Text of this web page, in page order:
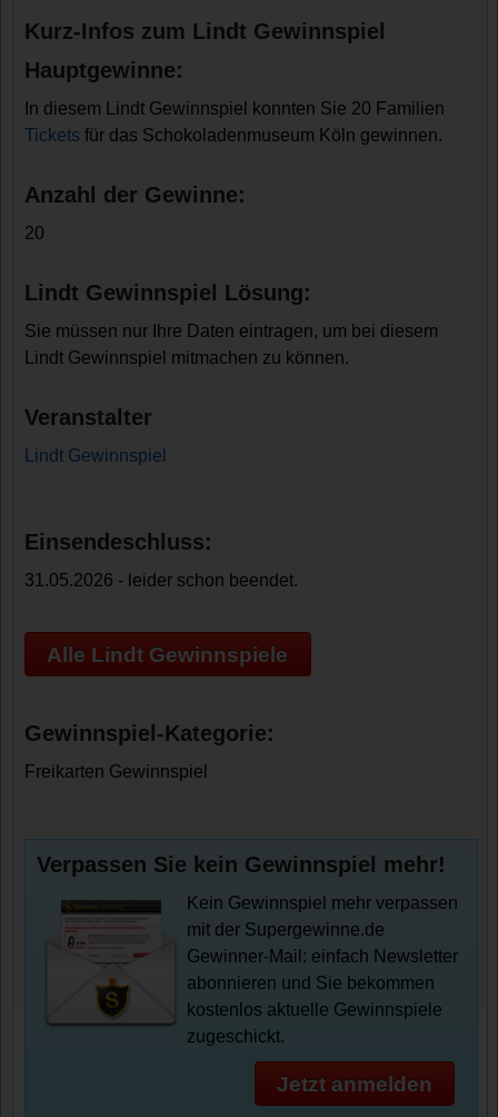
Kurz-Infos zum Lindt Gewinnspiel
Hauptgewinne:
In diesem Lindt Gewinnspiel konnten Sie 20 Familien
Tickets für das Schokoladenmuseum Köln gewinnen.
Anzahl der Gewinne:
20
Lindt Gewinnspiel Lösung:
Sie müssen nur Ihre Daten eintragen, um bei diesem
Lindt Gewinnspiel mitmachen zu können.
Veranstalter
Lindt Gewinnspiel
Einsendeschluss:
31.05.2026 - leider schon beendet.
Alle Lindt Gewinnspiele
Gewinnspiel-Kategorie:
Freikarten Gewinnspiel
Verpassen Sie kein Gewinnspiel mehr!
Kein Gewinnspiel mehr verpassen
mit der Supergewinne.de
Gewinner-Mail: einfach Newsletter
abonnieren und Sie bekommen
kostenlos aktuelle Gewinnspiele
zugeschickt.
Jetzt anmelden